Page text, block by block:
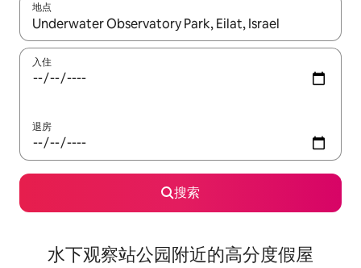
地点
如有搜索结果，请使用上下方向键查看，或通过点击或滑动手势
入住
退房
搜索
水下观察站公园附近的高分度假屋